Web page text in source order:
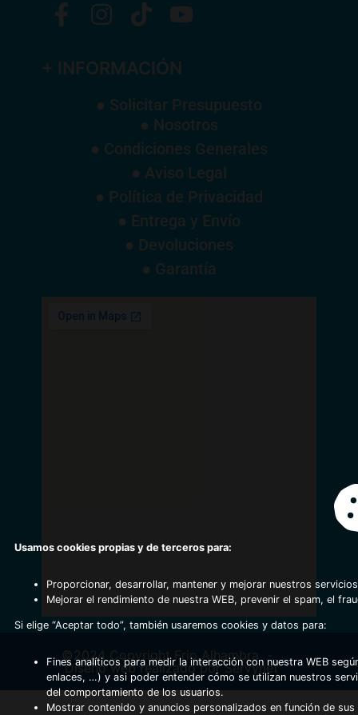
+ INFORMACIÓN
● Solicitar Presupuesto
● Nosotros
● Condiciones Generales
● Aviso Legal
● Política de Privacidad
● Entrega y Envío
● Devoluciones
● Garantía
©2024 Copyright Frio Alhambra
Diseño web realizado por Servynet
Usamos cookies propias y de terceros para:
Proporcionar, desarrollar, mantener y mejorar nuestros
Mejorar el rendimiento de nuestra WEB, prevenir el spam, el
Si elige “Aceptar todo”, también usaremos cookies y datos para:
Fines analíticos para medir la interacción con nuestra WEB
enlaces, …) y asi poder entender cómo se utilizan nuestros
del comportamiento de los usuarios.
Mostrar contenido y anuncios personalizados en función de